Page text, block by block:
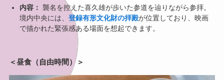
内容： 襲名を控えた喜久雄が歩いた参道を辿りながら参拝。
境内中央には、 登録有形文化財の拝殿が位置しており、映画
で描かれた緊張感ある場面を想起できます。
＜昼食（自由時間）＞